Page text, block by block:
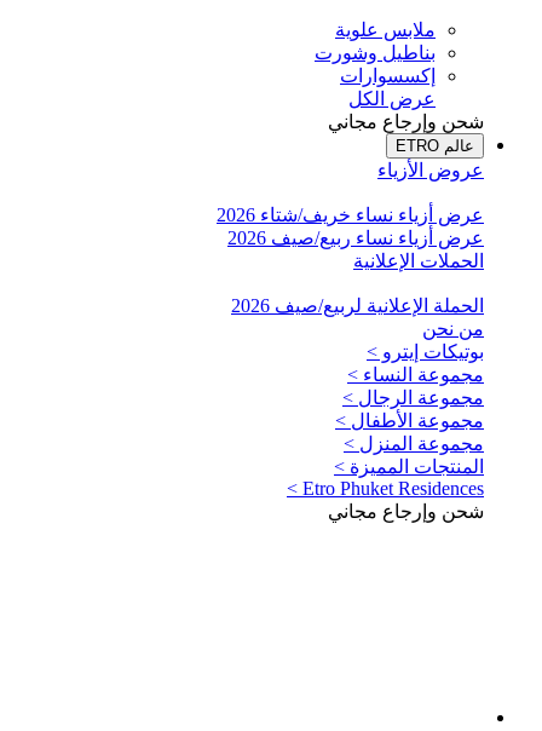
ملابس علوية
بناطيل وشورت
إكسسوارات
عرض الكل
شحن وإرجاع مجاني
عالم ETRO
عروض الأزياء
عرض أزياء نساء خريف/شتاء 2026
عرض أزياء نساء ربيع/صيف 2026
الحملات الإعلانية
الحملة الإعلانية لربيع/صيف 2026
من نحن
بوتيكات إيترو >
مجموعة النساء >
مجموعة الرجال >
مجموعة الأطفال >
مجموعة المنزل >
المنتجات المميزة >
Etro Phuket Residences >
شحن وإرجاع مجاني